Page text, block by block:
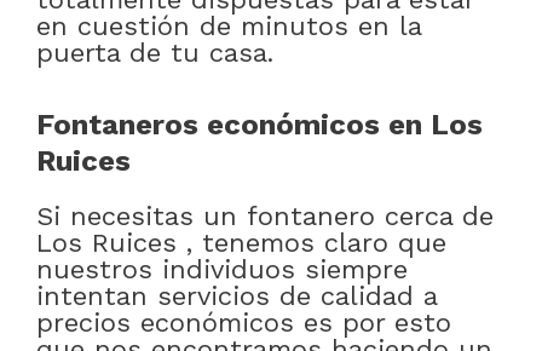
en cuestión de minutos en la
puerta de tu casa.
Fontaneros económicos en Los
Ruices
Si necesitas un fontanero cerca de
Los Ruices , tenemos claro que
nuestros individuos siempre
intentan servicios de calidad a
precios económicos es por esto